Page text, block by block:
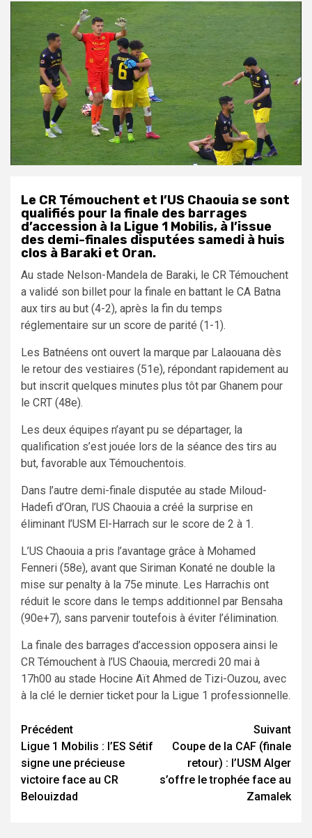
Le CR Témouchent et l’US Chaouia se sont
qualifiés pour la finale des barrages
d’accession à la Ligue 1 Mobilis, à l’issue
des demi-finales disputées samedi à huis
clos à Baraki et Oran.
Au stade Nelson-Mandela de Baraki, le CR Témouchent
a validé son billet pour la finale en battant le CA Batna
aux tirs au but (4-2), après la fin du temps
réglementaire sur un score de parité (1-1).
Les Batnéens ont ouvert la marque par Lalaouana dès
le retour des vestiaires (51e), répondant rapidement au
but inscrit quelques minutes plus tôt par Ghanem pour
le CRT (48e).
Les deux équipes n’ayant pu se départager, la
qualification s’est jouée lors de la séance des tirs au
but, favorable aux Témouchentois.
Dans l’autre demi-finale disputée au stade Miloud-
Hadefi d’Oran, l’US Chaouia a créé la surprise en
éliminant l’USM El-Harrach sur le score de 2 à 1.
L’US Chaouia a pris l’avantage grâce à Mohamed
Fenneri (58e), avant que Siriman Konaté ne double la
mise sur penalty à la 75e minute. Les Harrachis ont
réduit le score dans le temps additionnel par Bensaha
(90e+7), sans parvenir toutefois à éviter l’élimination.
La finale des barrages d’accession opposera ainsi le
CR Témouchent à l’US Chaouia, mercredi 20 mai à
17h00 au stade Hocine Aït Ahmed de Tizi-Ouzou, avec
à la clé le dernier ticket pour la Ligue 1 professionnelle.
Navigation
d’article
Précédent
Ligue 1 Mobilis : l’ES Sétif
signe une précieuse
victoire face au CR
Belouizdad
Suivant
Coupe de la CAF (finale
retour) : l’USM Alger
s’offre le trophée face au
Zamalek